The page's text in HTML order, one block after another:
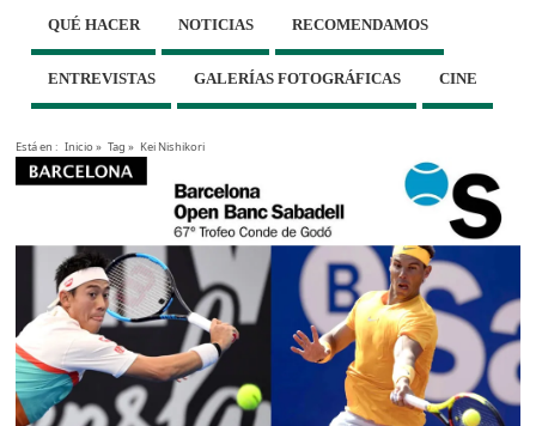
QUÉ HACER NOTICIAS RECOMENDAMOS
ENTREVISTAS GALERÍAS FOTOGRÁFICAS CINE
Está en : Inicio» Tag » Kei Nishikori